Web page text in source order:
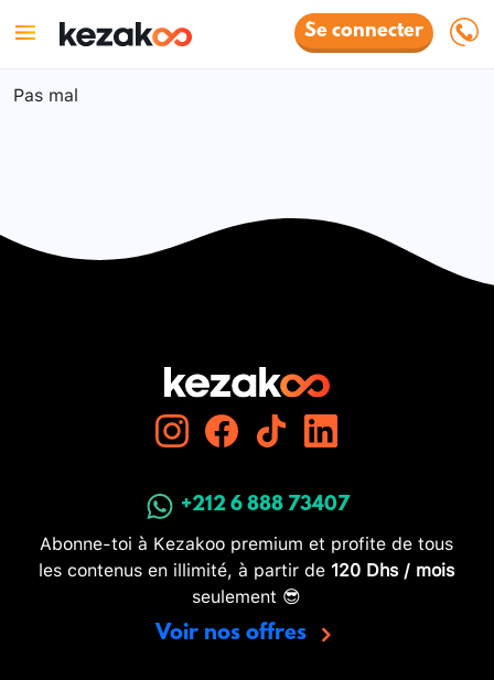
Se connecter
Pas mal
+212 6 888 73407
Abonne-toi à Kezakoo premium et profite de tous
les contenus en illimité, à partir de 120 Dhs / mois
seulement 😎
Voir nos offres